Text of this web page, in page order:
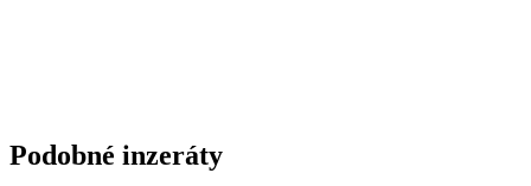
Podobné inzeráty